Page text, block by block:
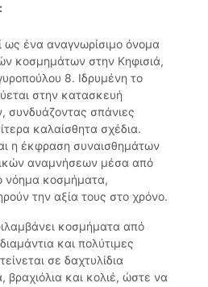
ως ένα αναγνωρίσιμο όνομα
κοσμημάτων στην Κηφισιά,
8. Ιδρυμένη το
στην κατασκευή
συνδυάζοντας σπάνιες
καλαίσθητα σχέδια.
η έκφραση συναισθημάτων
αναμνήσεων μέσα από
νόημα κοσμήματα,
την αξία τους στο χρόνο.
κοσμήματα από
και πολύτιμες
σε δαχτυλίδια
και κολιέ, ώστε να